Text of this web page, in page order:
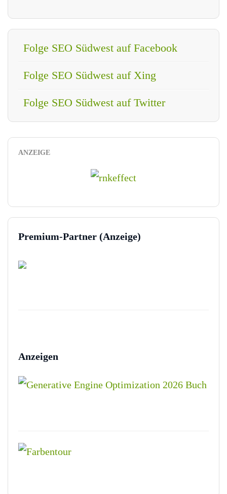
Folge SEO Südwest auf Facebook
Folge SEO Südwest auf Xing
Folge SEO Südwest auf Twitter
ANZEIGE
Premium-Partner (Anzeige)
Anzeigen